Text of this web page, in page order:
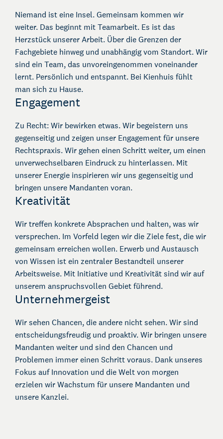
Niemand ist eine Insel. Gemeinsam kommen wir
weiter. Das beginnt mit Teamarbeit. Es ist das
Herzstück unserer Arbeit. Über die Grenzen der
Fachgebiete hinweg und unabhängig vom Standort. Wir
sind ein Team, das unvoreingenommen voneinander
lernt. Persönlich und entspannt. Bei Kienhuis fühlt
man sich zu Hause.
Engagement
Zu Recht: Wir bewirken etwas. Wir begeistern uns
gegenseitig und zeigen unser Engagement für unsere
Rechtspraxis. Wir gehen einen Schritt weiter, um einen
unverwechselbaren Eindruck zu hinterlassen. Mit
unserer Energie inspirieren wir uns gegenseitig und
bringen unsere Mandanten voran.
Kreativität
Wir treffen konkrete Absprachen und halten, was wir
versprechen. Im Vorfeld legen wir die Ziele fest, die wir
gemeinsam erreichen wollen. Erwerb und Austausch
von Wissen ist ein zentraler Bestandteil unserer
Arbeitsweise. Mit Initiative und Kreativität sind wir auf
unserem anspruchsvollen Gebiet führend.
Unternehmergeist
Wir sehen Chancen, die andere nicht sehen. Wir sind
entscheidungsfreudig und proaktiv. Wir bringen unsere
Mandanten weiter und sind den Chancen und
Problemen immer einen Schritt voraus. Dank unseres
Fokus auf Innovation und die Welt von morgen
erzielen wir Wachstum für unsere Mandanten und
unsere Kanzlei.